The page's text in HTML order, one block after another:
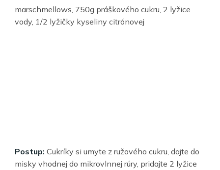
marschmellows, 750g práškového cukru, 2 lyžice
vody, 1/2 lyžičky kyseliny citrónovej
Postup: Cukríky si umyte z ružového cukru, dajte do
misky vhodnej do mikrovlnnej rúry, pridajte 2 lyžice